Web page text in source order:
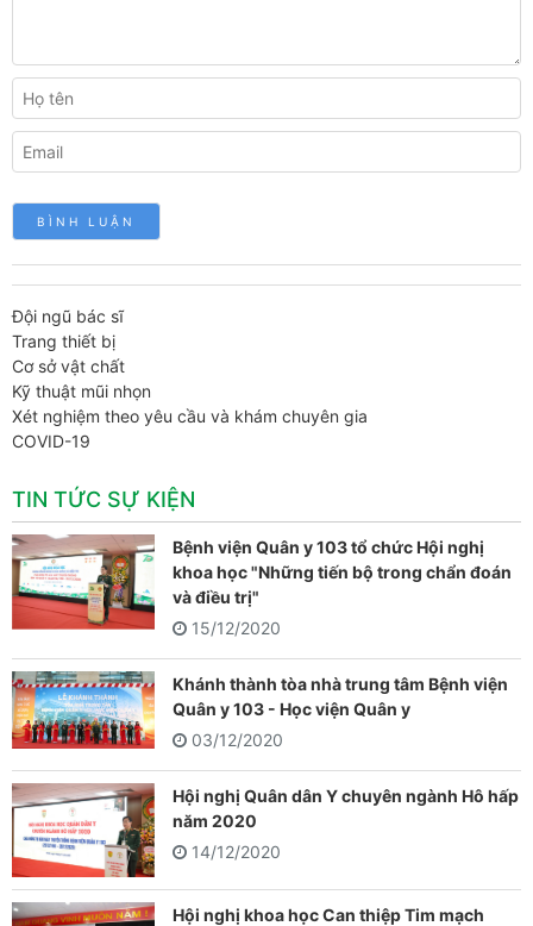
Đội ngũ bác sĩ
Trang thiết bị
Cơ sở vật chất
Kỹ thuật mũi nhọn
Xét nghiệm theo yêu cầu và khám chuyên gia
COVID-19
TIN TỨC SỰ KIỆN
Bệnh viện Quân y 103 tổ chức Hội nghị
khoa học "Những tiến bộ trong chẩn đoán
và điều trị"
15/12/2020
Khánh thành tòa nhà trung tâm Bệnh viện
Quân y 103 - Học viện Quân y
03/12/2020
Hội nghị Quân dân Y chuyên ngành Hô hấp
năm 2020
14/12/2020
Hội nghị khoa học Can thiệp Tim mạch